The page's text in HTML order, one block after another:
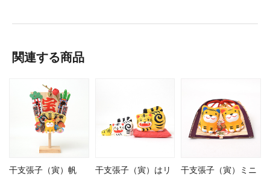
関連する商品
干支張子（寅）帆
干支張子（寅）はリ
干支張子（寅）ミニ